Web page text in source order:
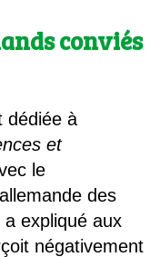
conviés
dédiée à
et
le
des
expliqué aux
négativement